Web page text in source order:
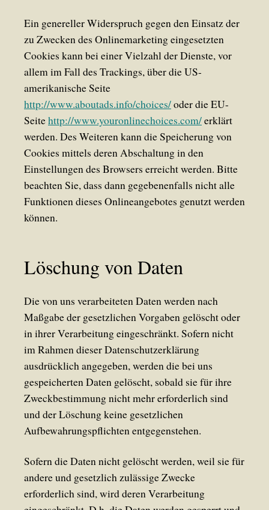
Ein genereller Widerspruch gegen den Einsatz der
zu Zwecken des Onlinemarketing eingesetzten
Cookies kann bei einer Vielzahl der Dienste, vor
allem im Fall des Trackings, über die US-
amerikanische Seite
http://www.aboutads.info/choices/oder die EU-
Seitehttp://www.youronlinechoices.com/erklärt
werden. Des Weiteren kann die Speicherung von
Cookies mittels deren Abschaltung in den
Einstellungen des Browsers erreicht werden. Bitte
beachten Sie, dass dann gegebenenfalls nicht alle
Funktionen dieses Onlineangebotes genutzt werden
können.
Löschung von Daten
Die von uns verarbeiteten Daten werden nach
Maßgabe der gesetzlichen Vorgaben gelöscht oder
in ihrer Verarbeitung eingeschränkt. Sofern nicht
im Rahmen dieser Datenschutzerklärung
ausdrücklich angegeben, werden die bei uns
gespeicherten Daten gelöscht, sobald sie für ihre
Zweckbestimmung nicht mehr erforderlich sind
und der Löschung keine gesetzlichen
Aufbewahrungspflichten entgegenstehen.
Sofern die Daten nicht gelöscht werden, weil sie für
andere und gesetzlich zulässige Zwecke
erforderlich sind, wird deren Verarbeitung